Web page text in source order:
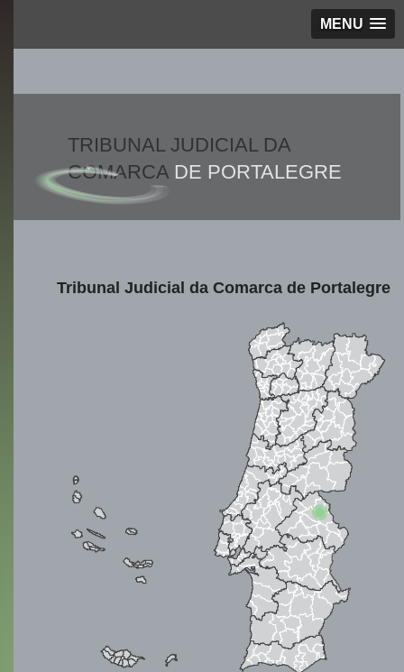
MENU
TRIBUNAL JUDICIAL DA
COMARCADE PORTALEGRE
Tribunal Judicial da Comarca de Portalegre